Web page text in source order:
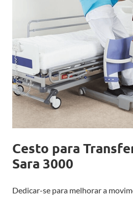
Cesto para
Sara 3000
Dedicar-se para melhorar a